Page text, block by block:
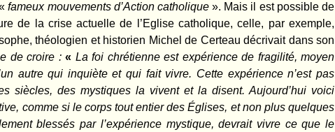
fameux mouvements d’Action catholique». Mais il est possible de
de la crise actuelle de l’Eglise catholique, celle, par exemple,
théologien et historien Michel de Certeau décrivait dans son
de croire : « La foi chrétienne est expérience de fragilité, moyen
autre qui inquiète et qui fait vivre. Cette expérience n’est pas
siècles, des mystiques la vivent et la disent. Aujourd’hui voici
comme si le corps tout entier des Églises, et non plus quelques
blessés par l’expérience mystique, devrait vivre ce que le